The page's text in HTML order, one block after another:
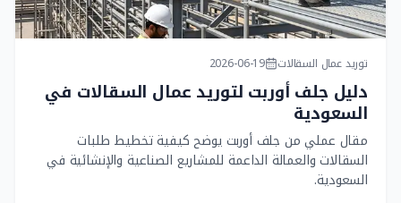
توريد عمال السقالات 2026-06-19
دليل جلف أوربت لتوريد عمال السقالات في
السعودية
مقال عملي من جلف أوربت يوضح كيفية تخطيط طلبات
السقالات والعمالة الداعمة للمشاريع الصناعية والإنشائية في
السعودية.